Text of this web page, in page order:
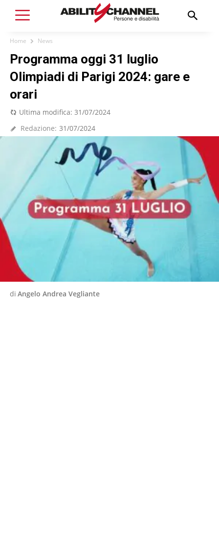
Home News
Programma oggi 31 luglio
Olimpiadi di Parigi 2024: gare e
orari
Ultima modifica: 31/07/2024
Redazione: 31/07/2024
di Angelo Andrea Vegliante